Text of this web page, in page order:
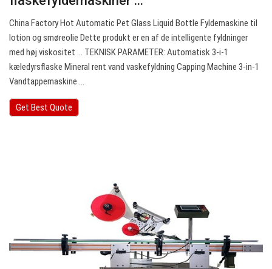
China Factory Hot Automatic Pet Glass Liquid Bottle Fyldemaskine til
lotion og smøreolie Dette produkt er en af de intelligente fyldninger
med høj viskositet ... TEKNISK PARAMETER: Automatisk 3-i-1
kæledyrsflaske Mineral rent vand vaskefyldning Capping Machine 3-in-1
Vandtappemaskine ...
Get Best Quote